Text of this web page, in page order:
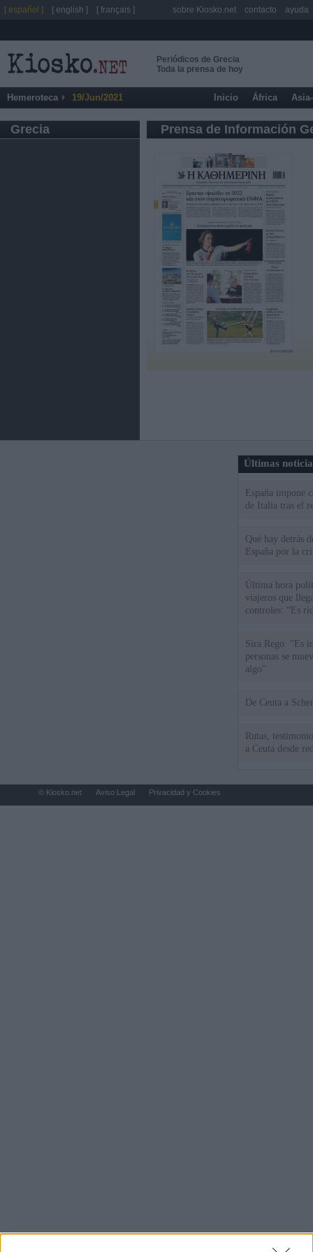
Periódicos de Grecia
Toda la prensa de hoy
Hemeroteca 19/Jun/2021 Inicio África
Grecia Prensa de Información
Últimas
España impone
de Italia tras el
Qué hay detrás
España por la
Última hora
viajeros que
controles: “Es
Sira Rego: "Es
personas se
algo"
De
Rutas,
a Ceuta desde
[ español ] [ english ] [ français ] sobre Kiosko.net contacto ayuda
© Kiosko.net Aviso Legal Privacidad y Cookies